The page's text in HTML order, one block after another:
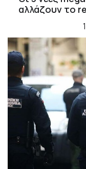
αλλάζουν το